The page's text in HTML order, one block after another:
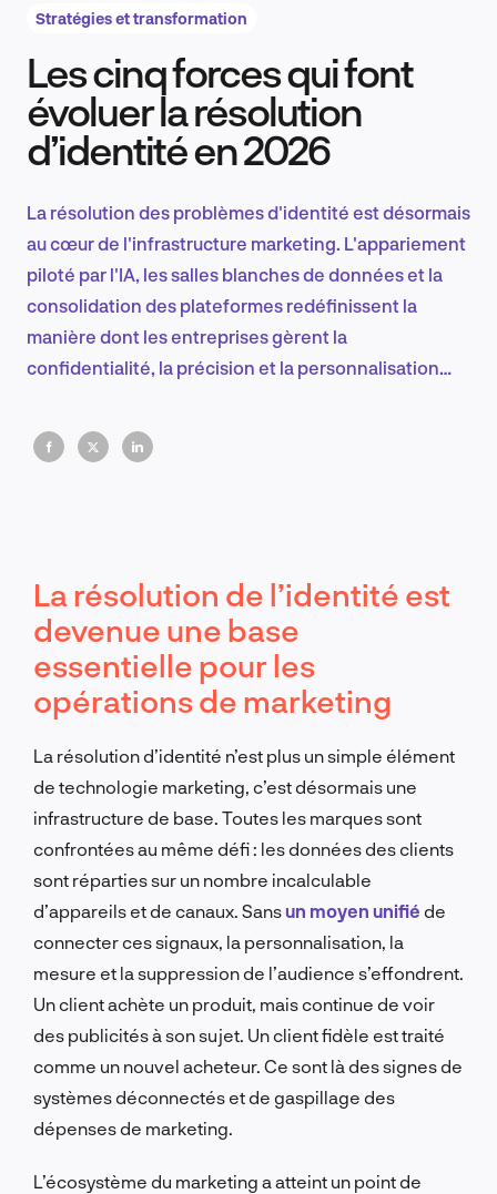
Recherche et conception produit
EN
Stratégies et transformation
Les cinq forces qui font
évoluer la résolution
d’identité en 2026
La résolution des problèmes d'identité est désormais
au cœur de l'infrastructure marketing. L'appariement
piloté par l'IA, les salles blanches de données et la
consolidation des plateformes redéfinissent la
manière dont les entreprises gèrent la
confidentialité, la précision et la personnalisation
La résolution de l’identité est
devenue une base
essentielle pour les
opérations de marketing
La résolution d’identité n’est plus un simple élément
de technologie marketing, c’est désormais une
infrastructure de base. Toutes les marques sont
confrontées au même défi : les données des clients
sont réparties sur un nombre incalculable
d’appareils et de canaux. Sansun moyen unifié de
connecter ces signaux, la personnalisation, la
mesure et la suppression de l’audience s’effondrent.
Un client achète un produit, mais continue de voir
des publicités à son sujet. Un client fidèle est traité
comme un nouvel acheteur. Ce sont là des signes de
systèmes déconnectés et de gaspillage des
dépenses de marketing.
L’écosystème du marketing a atteint un point de